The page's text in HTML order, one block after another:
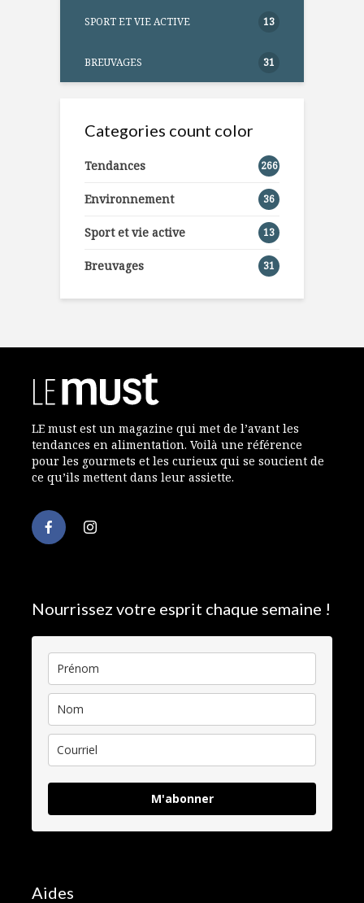
SPORT ET VIE ACTIVE 13
BREUVAGES 31
Categories count color
Tendances 266
Environnement 36
Sport et vie active 13
Breuvages 31
LE must est un magazine qui met de l’avant les
tendances en alimentation. Voilà une référence
pour les gourmets et les curieux qui se soucient de
ce qu’ils mettent dans leur assiette.
Nourrissez votre esprit chaque semaine !
M'abonner
Aides